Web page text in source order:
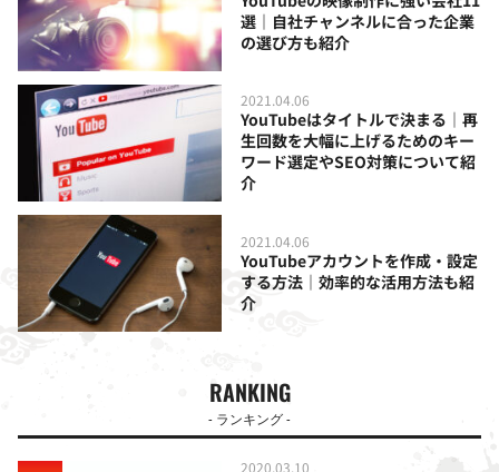
選｜自社チャンネルに合った企業
の選び方も紹介
2021.04.06
YouTubeはタイトルで決まる｜再
生回数を大幅に上げるためのキー
ワード選定やSEO対策について紹
介
2021.04.06
YouTubeアカウントを作成・設定
する方法｜効率的な活用方法も紹
介
RANKING
- ランキング -
2020.03.10